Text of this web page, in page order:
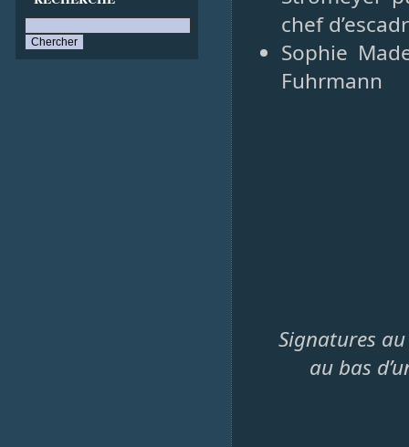
chef
Sophie
Fuhrmann
Signatures
au bas